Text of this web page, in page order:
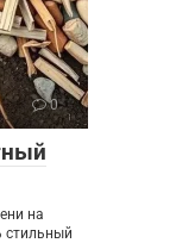
0
на
стильный